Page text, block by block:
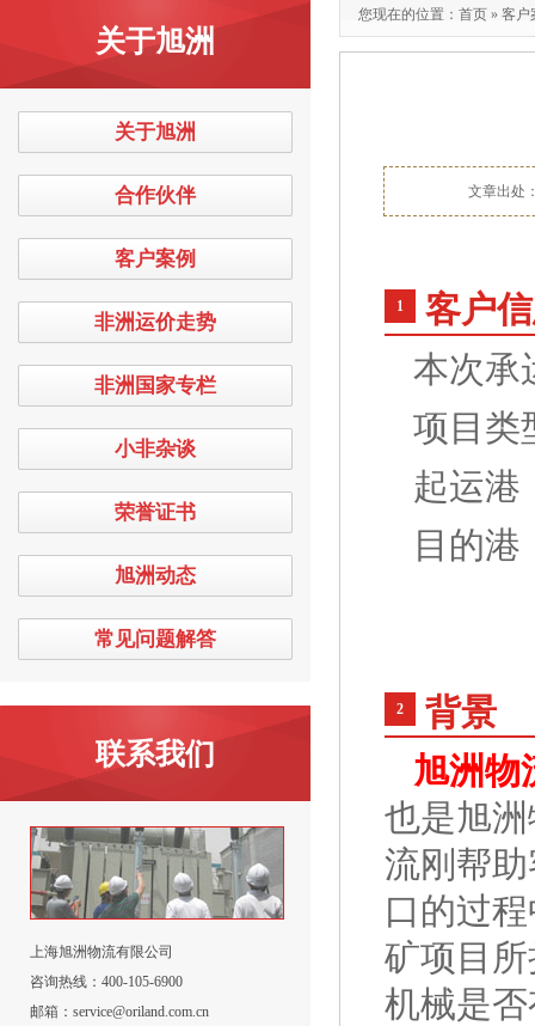
关于旭洲
关于旭洲
合作伙伴
客户案例
非洲运价走势
非洲国家专栏
小非杂谈
荣誉证书
旭洲动态
常见问题解答
联系我们
上海旭洲物流有限公司
咨询热线：400-105-6900
邮箱：service@oriland.com.cn
您现在的位置： 首页 » 客户
文章出处
1
客户
本次承
项目类
起运港
目的港
2
背景
旭洲物
也是旭
流刚帮
口的过
矿项目
机械是